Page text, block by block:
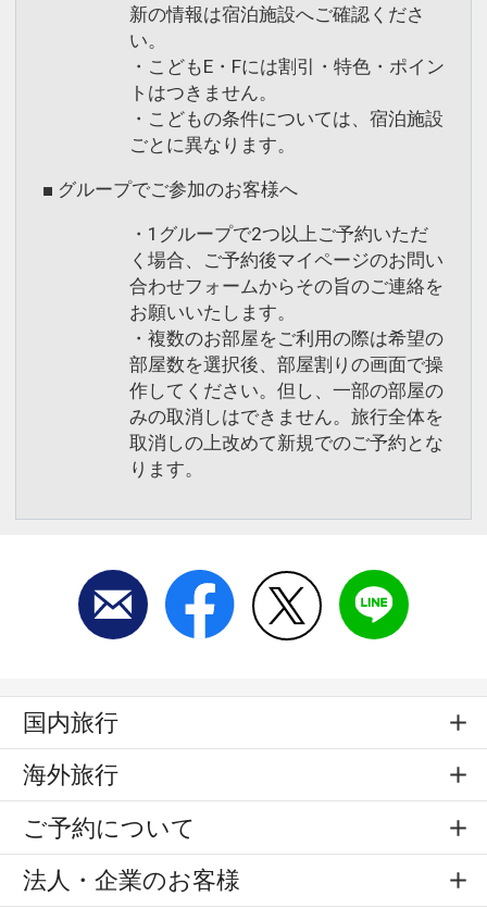
新の情報は宿泊施設へご確認くださ
い。
・こどもE・Fには割引・特色・ポイン
トはつきません。
・こどもの条件については、宿泊施設
ごとに異なります。
■ グループでご参加のお客様へ
・1グループで2つ以上ご予約いただ
く場合、ご予約後マイページのお問い
合わせフォームからその旨のご連絡を
お願いいたします。
・複数のお部屋をご利用の際は希望の
部屋数を選択後、部屋割りの画面で操
作してください。但し、一部の部屋の
みの取消しはできません。旅行全体を
取消しの上改めて新規でのご予約とな
ります。
国内旅行
海外旅行
ご予約について
法人・企業のお客様